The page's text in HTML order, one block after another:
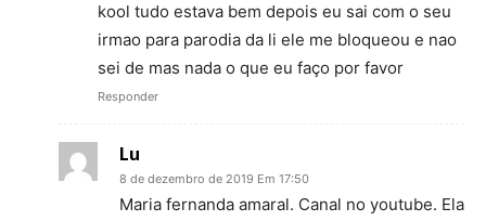
kool tudo estava bem depois eu sai com o seu
irmao para parodia da li ele me bloqueou e nao
sei de mas nada o que eu faço por favor
Responder
Lu
8 de dezembro de 2019 Em 17:50
Maria fernanda amaral. Canal no youtube. Ela